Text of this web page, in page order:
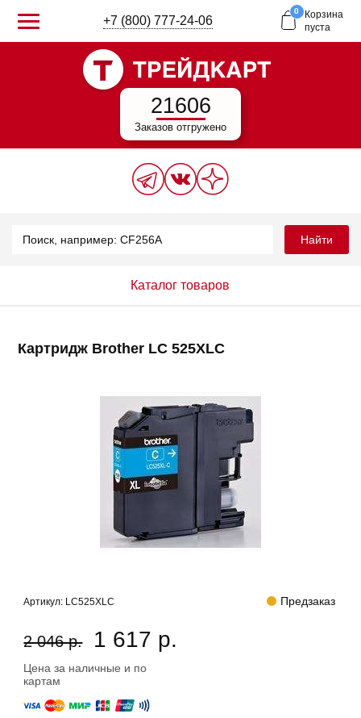
+7 (800) 777-24-06
0
Корзина
пуста
21606
Заказов отгружено
Найти
Каталог товаров
Картридж Brother LC 525XLC
Артикул: LC525XLC Предзаказ
2 046 р. 1 617 р.
Цена за наличные и по
картам